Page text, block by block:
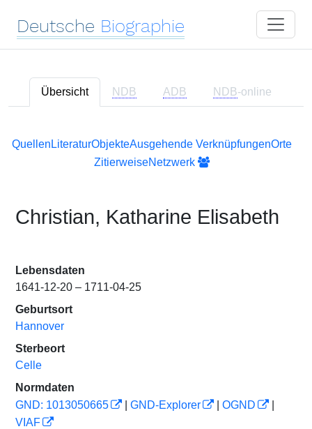
Deutsche Biographie
Übersicht NDB ADB NDB-online
Quellen LiteraturObjekteAusgehende VerknüpfungenOrte
ZitierweiseNetzwerk
Christian, Katharine Elisabeth
Lebensdaten
1641-12-20 – 1711-04-25
Geburtsort
Hannover
Sterbeort
Celle
Normdaten
GND: 1013050665
GND-Explorer OGND
VIAF